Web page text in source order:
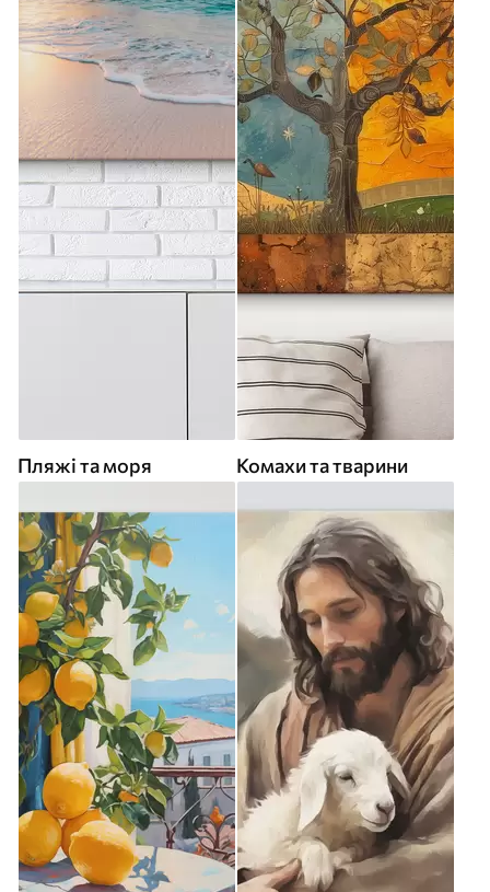
Пляжі та моря Комахи та тварини